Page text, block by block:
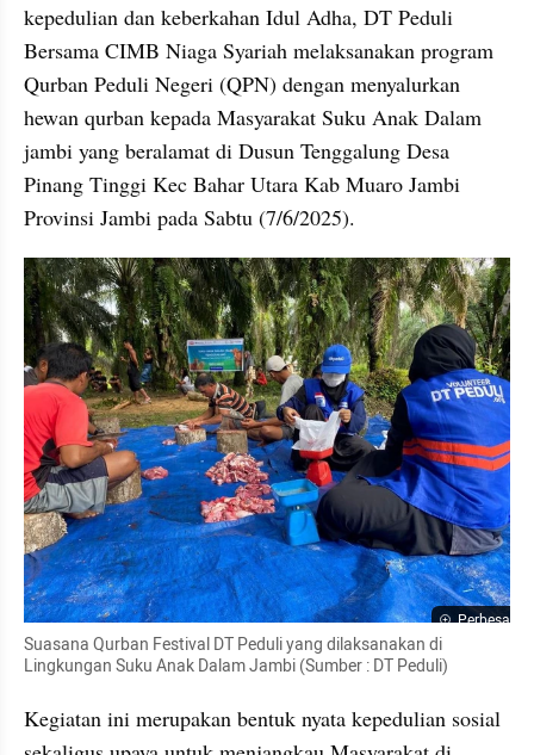
kepedulian dan keberkahan Idul Adha, DT Peduli
Bersama CIMB Niaga Syariah melaksanakan program
Qurban Peduli Negeri (QPN) dengan menyalurkan
hewan qurban kepada Masyarakat Suku Anak Dalam
jambi yang beralamat di Dusun Tenggalung Desa
Pinang Tinggi Kec Bahar Utara Kab Muaro Jambi
Provinsi Jambi pada Sabtu (7/6/2025).
Perbesar
Suasana Qurban Festival DT Peduli yang dilaksanakan di
Lingkungan Suku Anak Dalam Jambi (Sumber : DT Peduli)
Kegiatan ini merupakan bentuk nyata kepedulian sosial